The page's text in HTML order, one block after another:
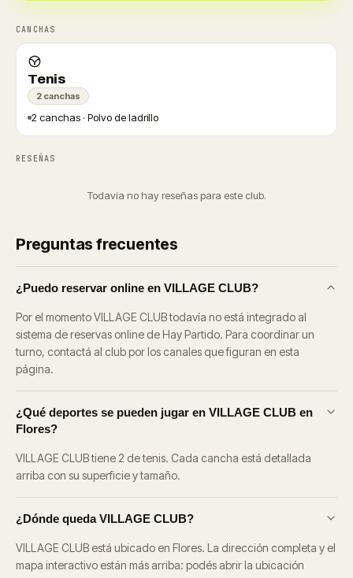
CANCHAS
Tenis
2 canchas
2 canchas · Polvo de ladrillo
RESEÑAS
Todavía no hay reseñas para este club.
Preguntas frecuentes
¿Puedo reservar online en VILLAGE CLUB?
Por el momento VILLAGE CLUB todavía no está integrado al
sistema de reservas online de Hay Partido. Para coordinar un
turno, contactá al club por los canales que figuran en esta
página.
¿Qué deportes se pueden jugar en VILLAGE CLUB en
Flores?
VILLAGE CLUB tiene 2 de tenis. Cada cancha está detallada
arriba con su superficie y tamaño.
¿Dónde queda VILLAGE CLUB?
VILLAGE CLUB está ubicado en Flores. La dirección completa y el
mapa interactivo están más arriba: podés abrir la ubicación